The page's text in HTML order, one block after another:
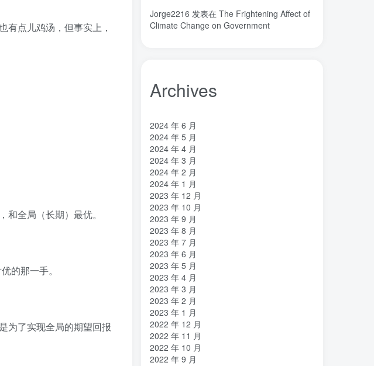
有点儿鸡汤，但事实上，
全局（长期）最优。
的那一手。
为了实现全局的期望回报
stable diffusion(6) notionai(1) notion
Jorge2216 发表在 The Frightening Affect of
Climate Change on Government
Archives
2024 年 6 月
2024 年 5 月
2024 年 4 月
2024 年 3 月
2024 年 2 月
2024 年 1 月
2023 年 12 月
2023 年 10 月
2023 年 9 月
2023 年 8 月
2023 年 7 月
2023 年 6 月
2023 年 5 月
2023 年 4 月
2023 年 3 月
2023 年 2 月
2023 年 1 月
2022 年 12 月
2022 年 11 月
2022 年 10 月
2022 年 9 月